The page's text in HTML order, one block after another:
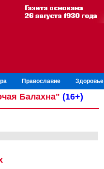
Православие Здоровье
Балахна" (16+)